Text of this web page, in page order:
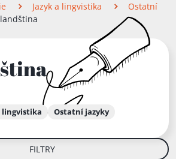
Jazyk a lingvistika
Ostatní
lingvistika Ostatní jazyky
FILTRY